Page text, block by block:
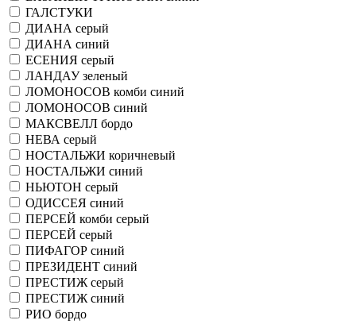
ГАЛСТУКИ
ДИАНА серый
ДИАНА синий
ЕСЕНИЯ серый
ЛАНДАУ зеленый
ЛОМОНОСОВ комби синий
ЛОМОНОСОВ синий
МАКСВЕЛЛ бордо
НЕВА серый
НОСТАЛЬЖИ коричневый
НОСТАЛЬЖИ синий
НЬЮТОН серый
ОДИССЕЯ синий
ПЕРСЕЙ комби серый
ПЕРСЕЙ серый
ПИФАГОР синий
ПРЕЗИДЕНТ синий
ПРЕСТИЖ серый
ПРЕСТИЖ синий
РИО бордо